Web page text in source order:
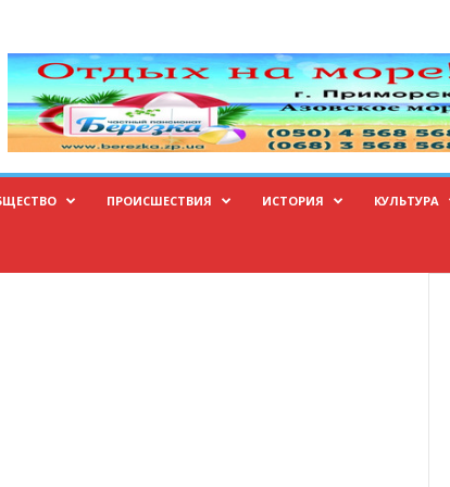
ПРОИСШЕСТВИЯ ИСТОРИЯ КУЛЬТУРА